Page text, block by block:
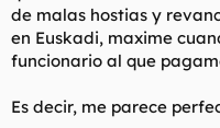
de malas hostias y
en Euskadi, maxime
funcionario al que
Es decir, me parece